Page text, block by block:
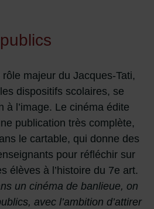
majeur du Jacques-Tati,
dispositifs scolaires, se
à l’image. Le cinéma édite
publication très complète,
le cartable, qui donne des
pour réfléchir sur
élèves à l’histoire du 7e art.
un cinéma de banlieue, on
avec l’ambition d’attirer